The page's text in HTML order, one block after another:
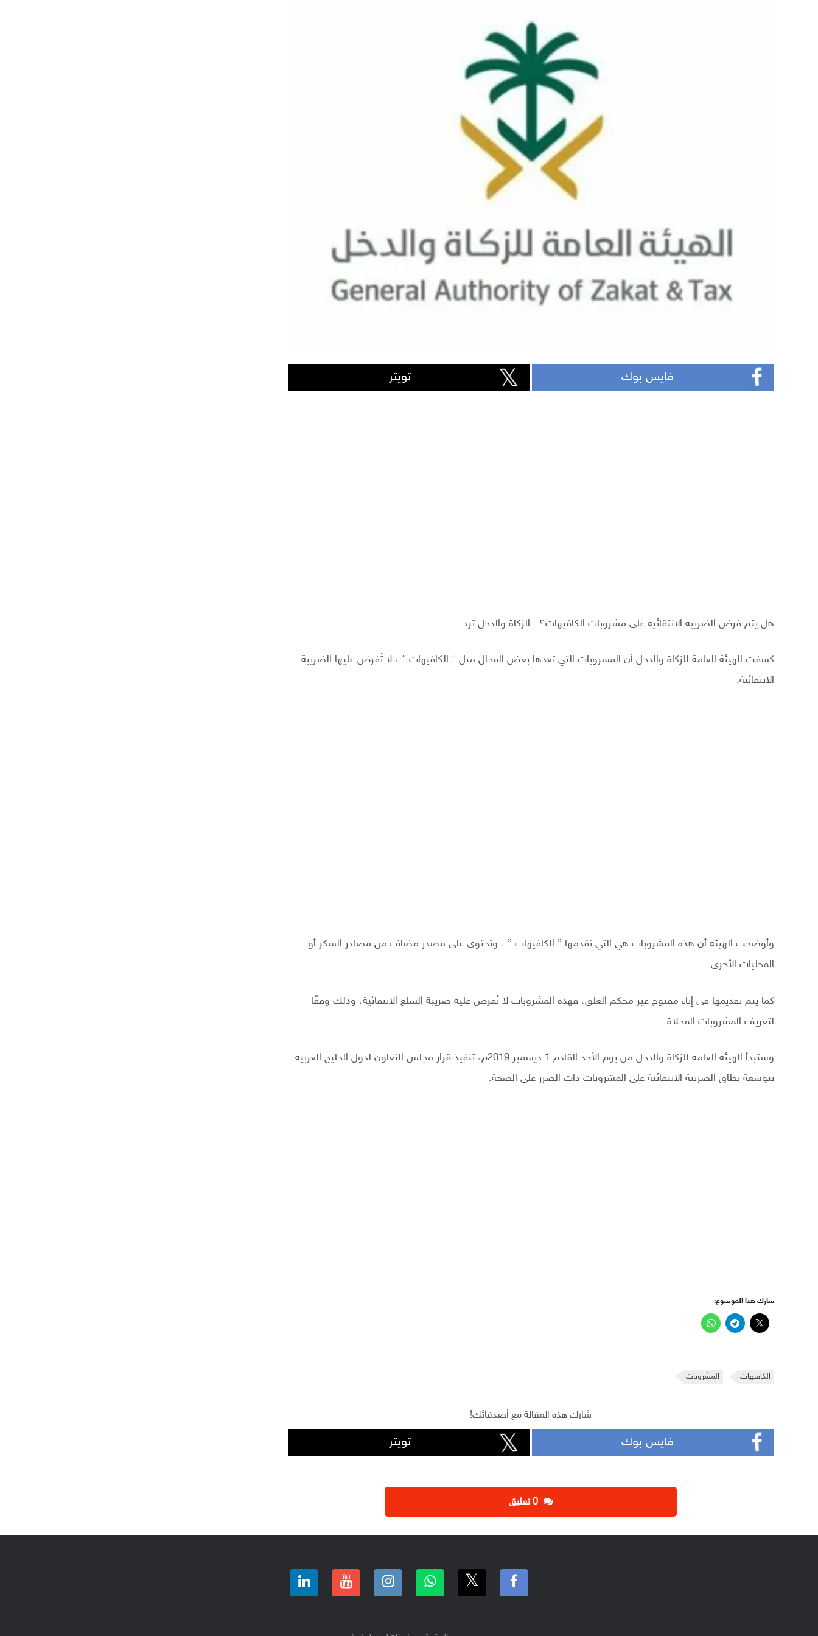
فايس بوك تويتر
هل يتم فرض الضريبة الانتقائية على مشروبات الكافيهات؟.. الزكاة والدخل ترد
كشفت الهيئة العامة للزكاة والدخل أن المشروبات التي تعدها بعض المحال مثل ” الكافيهات ” ، لا تُفرض عليها الضريبة
الانتقائية.
وأوضحت الهيئة أن هذه المشروبات هي التي تقدمها ” الكافيهات ” ، وتحتوي على مصدر مضاف من مصادر السكر أو
المحليات الأخرى.
كما يتم تقديمها في إناء مفتوح غير محكم الغلق، فهذه المشروبات لا تُفرض عليه ضريبة السلع الانتقائية، وذلك وفقًا
لتعريف المشروبات المحلاة.
وستبدأ الهيئة العامة للزكاة والدخل من يوم الأحد القادم 1 ديسمبر 2019م، تنفيذ قرار مجلس التعاون لدول الخليج العربية
بتوسعة نطاق الضريبة الانتقائية على المشروبات ذات الضرر على الصحة.
شارك هذا الموضوع:
الكافيهات المشروبات
شارك هذه المقالة مع أصدقائك!
فايس بوك تويتر
‫0 تعليق